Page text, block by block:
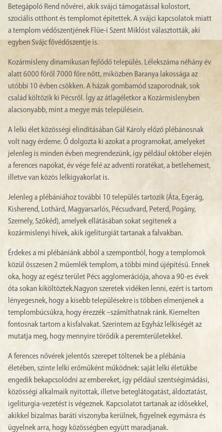
Betegápoló Rend nővérei, akik svájci támogatással kolostort,
szociális otthont és templomot építettek. A svájci kapcsolatok miatt
a templom védőszentjének Flüe-i Szent Miklóst választották, aki
egyben Svájc fővédőszentje is.
Kozármisleny dinamikusan fejlődő település. Lélekszáma néhány év
alatt 6000 főről 7000 főre nőtt, miközben Baranya lakossága az
utóbbi 10 évben csökken. A házak gombamód szaporodnak, sok
család költözik ki Pécsről. Így az átlagéletkor a Kozármislenyben
alacsonyabb, mint a megye más településein.
A lelki élet közösségi elindításában Gál Károly előző plébánosnak
volt nagy érdeme. Ő dolgozta ki azokat a programokat, amelyeket
jelenleg is minden évben megrendezünk, így például október elején
a ferences napokat, év vége felé az adventi roratékat, a betlehemest,
illetve van közös lelkigyakorlat is.
Jelenleg a plébániához további 10 település tartozik (Áta, Egerág,
Kisherend, Lothárd, Magyarsarlós, Pécsudvard, Peterd, Pogány,
Szemely, Szőkéd), amelyek ellátásában sokat segítenek a
kozármislenyi hívek, akik igeliturgiát tartanak a falvakban.
Érdekes a mi plébániánk abból a szempontból, hogy a templomok
közül összesen 2 műemlék templom, a többi mind újépítésű. Ennek
oka, hogy az egész terület Pécs agglomerációja, ahova a 90-es évek
óta sokan kiköltöztek.Nagyon szeretek vidéken lenni, ezért is tartom
lényegesnek, hogy a kisebb településekre is többen elmenjenek a
templombúcsúkra, hogy érezzék –számíthatnak ránk. Kiemelten
fontosnak tartom a kisfalvakat. Szerintem az Egyház lelkiségét az
mutatja meg, hogy mennyire törődik a peremterületekkel.
A ferences nővérek jelentős szerepet töltenek be a plébánia
életében, szinte lelki erőműként működnek: saját lelki életükbe
engedik bekapcsolódni az embereket, így például szentségimádási,
közösségi alkalmaik nyitottak, illetve beteglátogatást, áldoztatást,
igeliturgia-vezetést is végeznek. Kapcsolatot tartanak az idősekkel,
akikkel bizalmas baráti viszonyba kerülnek, figyelnek egymásra és
ügyelnek arra, hogy közösségben együtt maradjanak.